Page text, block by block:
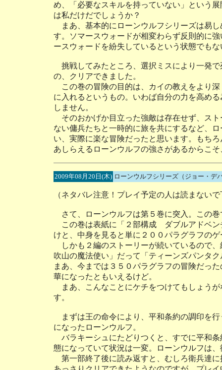
め、「必要なスキルを持っていない」という
は私だけだでしょうか？
まあ、基本的にローンウルフシリーズは易
す。ソマースウォードが相変わらず反則的に
ースウォードを紛失しているという状態でも
挑戦してみたところ、選択ミスにより一発
の、クリアできました。
この巻の冒険の目的は、カイの教えをより
に入れるというもの。いわば自分の力を高め
しません。
そのおかげか目立った強敵は存在せず、ス
ない傭兵たちと一時的に旅を共にするなど、
い、実際に楽な冒険だったと思います。もち
あしらえるローンウルフの強さがあるからこ
2009年08月20日(木) ローンウルフシリーズ（ジョー・
（ネタバレ注意！プレイ予定の人は読まない
さて、ローンウルフは第５巻に突入。この
この巻は表紙に「２部構成 ダブルアドベン
けと、中身を見ると単に２００パラグラフの
しかも２編のストーリーが続いているので
吹山の魔法使い」だって「ティーンズパンタ
まあ、今までは３５０パラグラフの冒険だっ
華になったともいえるけど。
まあ、こんなことにケチをつけてもしょう
す。
まずは王の命令により、平和条約の調印を
になったローンウルフ。
バラキーシュにたどりつくと、すでに平和
態になっていて状況は一変。ローンウルフは
第一部終了後に読み返すと、むしろ衛兵達